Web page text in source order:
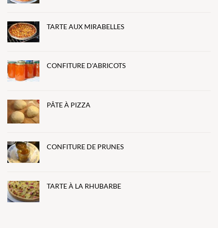
TARTE AUX MIRABELLES
CONFITURE D'ABRICOTS
PÂTE À PIZZA
CONFITURE DE PRUNES
TARTE À LA RHUBARBE